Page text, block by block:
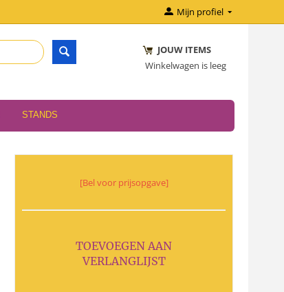
Mijn profiel
JOUW ITEMS
Winkelwagen is leeg
STANDS
[Bel voor prijsopgave]
TOEVOEGEN AAN
VERLANGLIJST